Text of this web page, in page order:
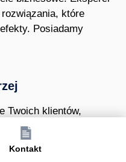
które
Posiadamy
Twoich klientów,
potencjalni klienci,
na danym rynku
Kontakt